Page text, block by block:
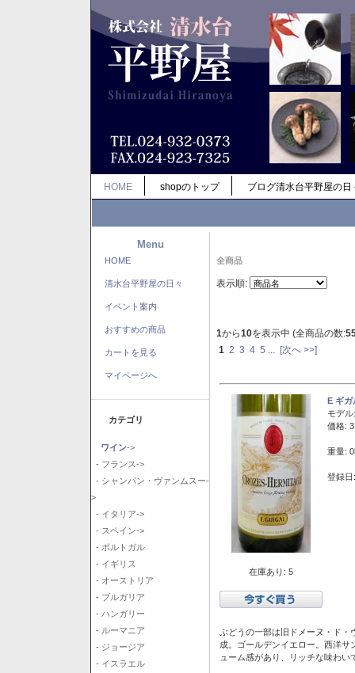
HOME shopのトップ ブログ清水台平野屋の日
Menu
HOME
清水台平野屋の日々
イベント案内
おすすめの商品
カートを見る
マイページへ
カテゴリ
ワイン->
- フランス->
- シャンパン・ヴァンムスー-
>
- イタリア->
- スペイン->
- ポルトガル
- イギリス
- オーストリア
- ブルガリア
- ハンガリー
- ルーマニア
- ジョージア
- イスラエル
全商品
表示順:
1から10を表示中 (全商品の数:
1 2 3 4 5 [次へ >>]
在庫あり: 5
E ギ
モデル:
価格:
重量:
登録
ぶどうの一部は旧ドメーヌ・ド・
成。ゴールデンイエロー。西洋
ューム感があり、リッチな味わい